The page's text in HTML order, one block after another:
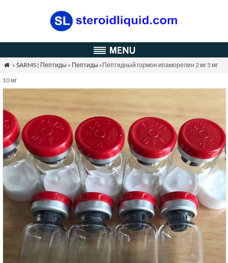
 » ŠARMS | Пептиды » Пептиды »Пептидный гормон ипаморелин 2 мг 5 мг
10 мг